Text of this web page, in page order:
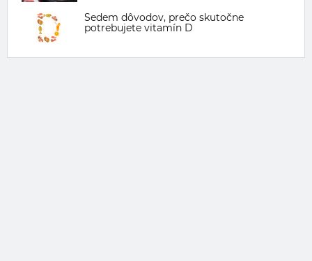
Sedem dôvodov, prečo skutočne
potrebujete vitamín D